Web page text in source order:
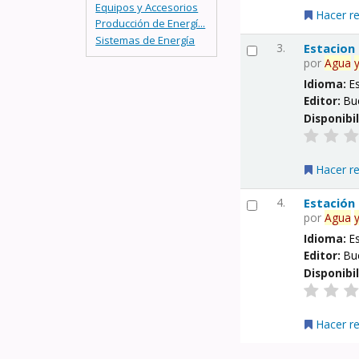
Equipos y Accesorios
Producción de Energí...
Sistemas de Energía
Hacer
3.
porAgua
Idioma:
Editor:
Hacer
4.
porAgua
Idioma:
Editor:
Hacer